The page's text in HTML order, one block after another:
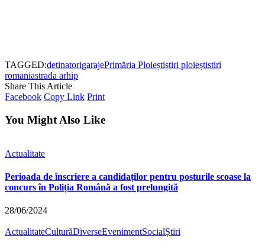
TAGGED:detinatorigarajePrimăria Ploieștiștiri ploieștistiri
romaniastrada arhip
Share This Article
Facebook Copy Link Print
You Might Also Like
Actualitate
Perioada de înscriere a candidaților pentru posturile scoase la
concurs în Poliția Română a fost prelungită
28/06/2024
ActualitateCulturăDiverseEvenimentSocialȘtiri